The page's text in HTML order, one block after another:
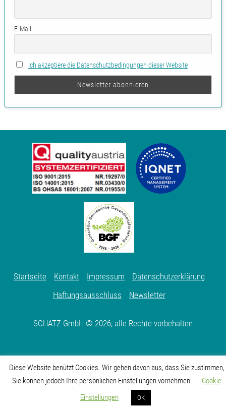
E-Mail
Ich akzeptiere die Datenschutzbedingungen dieser Website
Startseite Kontakt Impressum
Datenschutzerklärung
Haftungsausschluss
Newsletter
SCHATZ GmbH © 2026, alle Rechte vorbehalten
Diese Website benützt Cookies. Wir gehen davon aus, dass Sie zustimmen,
Sie können jedoch Ihre persönlichen Einstellungen vornehmen
Cookie
Einstellungen
OK
Karriere